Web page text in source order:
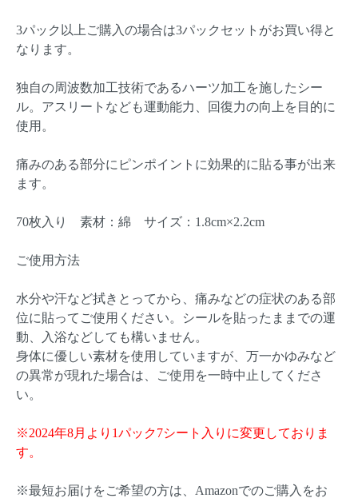
3パック以上ご購入の場合は3パックセットがお買い得と
なります。
独自の周波数加工技術であるハーツ加工を施したシー
ル。アスリートなども運動能力、回復力の向上を目的に
使用。
痛みのある部分にピンポイントに効果的に貼る事が出来
ます。
70枚入り 素材：綿 サイズ：1.8cm×2.2cm
ご使用方法
水分や汗など拭きとってから、痛みなどの症状のある部
位に貼ってご使用ください。シールを貼ったままでの運
動、入浴などしても構いません。
身体に優しい素材を使用していますが、万一かゆみなど
の異常が現れた場合は、ご使用を一時中止してくださ
い。
※2024年8月より1パック7シート入りに変更しておりま
す。
※最短お届けをご希望の方は、Amazonでのご購入をお